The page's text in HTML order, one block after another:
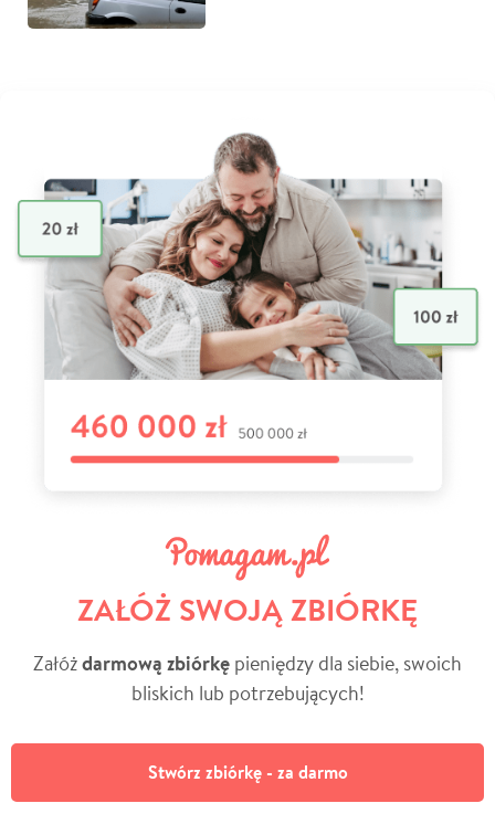
ZAŁÓŻ SWOJĄ ZBIÓRKĘ
Załóżdarmową zbiórkę pieniędzy dla siebie, swoich
bliskich lub potrzebujących!
Stwórz zbiórkę - za darmo